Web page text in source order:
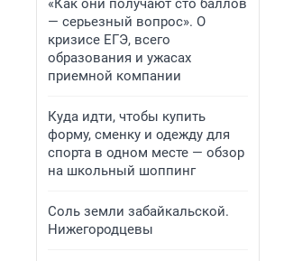
«Как они получают сто баллов
— серьезный вопрос». О
кризисе ЕГЭ, всего
образования и ужасах
приемной компании
Куда идти, чтобы купить
форму, сменку и одежду для
спорта в одном месте — обзор
на школьный шоппинг
Соль земли забайкальской.
Нижегородцевы